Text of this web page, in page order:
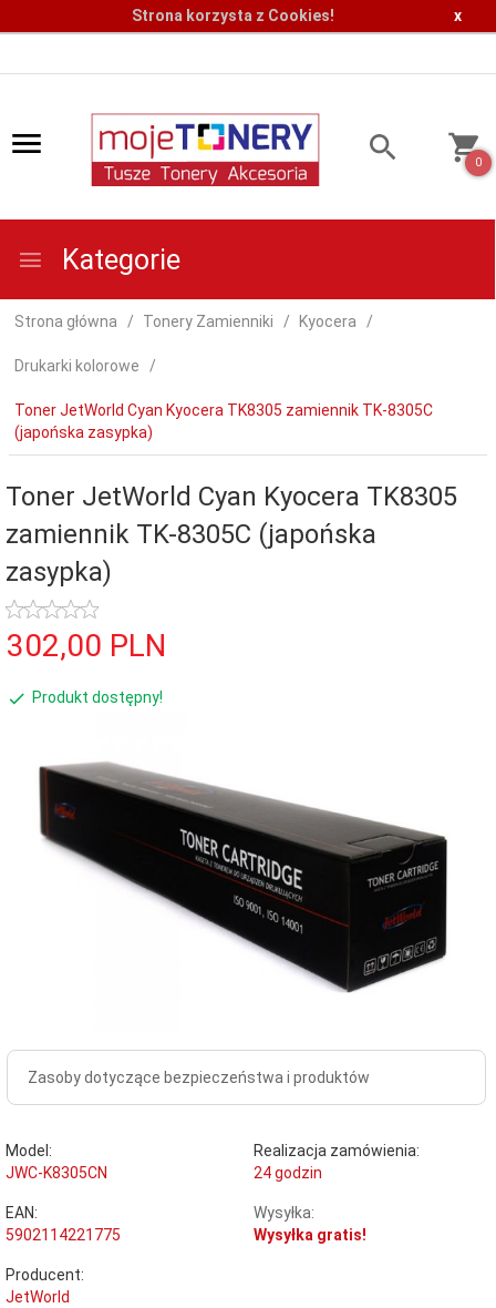
Strona korzysta z Cookies! x
0
Kategorie
Strona główna Tonery Zamienniki Kyocera
Drukarki kolorowe
Toner JetWorld Cyan Kyocera TK8305 zamiennik TK-8305C
(japońska zasypka)
Toner JetWorld Cyan Kyocera TK8305
zamiennik TK-8305C (japońska
zasypka)
302,00 PLN
Produkt dostępny!
Zasoby dotyczące bezpieczeństwa i produktów
Model:
JWC-K8305CN
Realizacja zamówienia:
24 godzin
EAN:
5902114221775
Wysyłka:
Wysyłka gratis!
Producent:
JetWorld